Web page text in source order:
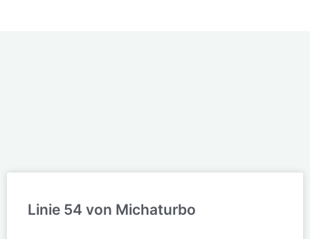
Linie 54 von Michaturbo